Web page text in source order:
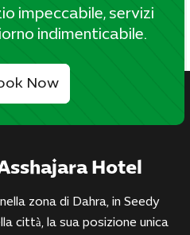
impeccabile, servizi
indimenticabile.
Now
Hotel
zona di Dahra, in Seedy
città, la sua posizione unica